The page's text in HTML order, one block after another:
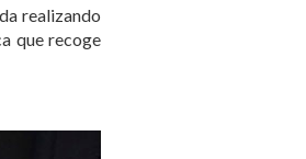
realizando
que recoge